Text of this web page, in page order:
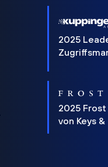
2025
2025 Frost
von Keys